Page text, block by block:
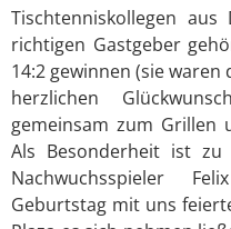
Tischtenniskollegen
richtigen Gastgeber
14:2 gewinnen (sie
herzlichen
gemeinsam zum Grillen
Als Besonderheit ist
Nachwuchsspieler
Geburtstag mit uns